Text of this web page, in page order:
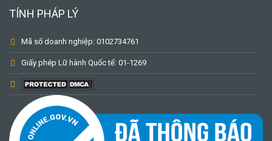
TÍNH PHÁP LÝ
Mã số doanh nghiệp: 0102734761
Giấy phép Lữ hành Quốc tế: 01-1269